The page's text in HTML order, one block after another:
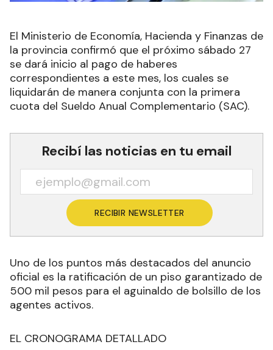
El Ministerio de Economía, Hacienda y Finanzas de
la provincia confirmó que el próximo sábado 27
se dará inicio al pago de haberes
correspondientes a este mes, los cuales se
liquidarán de manera conjunta con la primera
cuota del Sueldo Anual Complementario (SAC).
Recibí las noticias en tu email
RECIBIR NEWSLETTER
Uno de los puntos más destacados del anuncio
oficial es la ratificación de un piso garantizado de
500 mil pesos para el aguinaldo de bolsillo de los
agentes activos.
EL CRONOGRAMA DETALLADO